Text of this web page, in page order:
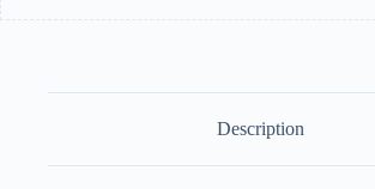
Description